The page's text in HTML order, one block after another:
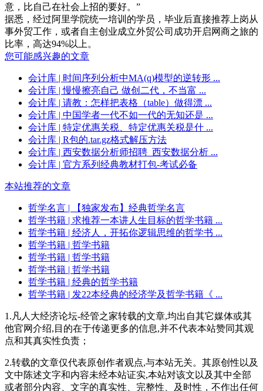
意，比自己在社会上招的要好。”
据悉，经过阿里学院统一培训的学员，毕业后直接推荐上岗从
事外贸工作，或者自主创业成立外贸公司成功开启网商之旅的
比率，高达94%以上。
您可能感兴趣的文章
会计库 | 时间序列分析中MA(q)模型的逆转形 ...
会计库 | 慢慢擦亮自己 做创二代，不当富 ...
会计库 | 请教：怎样把表格（table）做得漂 ...
会计库 | 中国学者一代不如一代的无知还是 ...
会计库 | 特定优惠关税、特定优惠关税是什 ...
会计库 | R包的.tar.gz格式解压方法
会计库 | 西安数据分析师招聘_西安数据分析 ...
会计库 | 官方系列经典教材打包-考试必备
本站推荐的文章
哲学名言 | 【独家发布】经典哲学名言
哲学书籍 | 求推荐一本讲人生目标的哲学书籍 ...
哲学书籍 | 经济人，开拓你逻辑思维的哲学书 ...
哲学书籍 | 哲学书籍
哲学书籍 | 哲学书籍
哲学书籍 | 哲学书籍
哲学书籍 | 经典的哲学书籍
哲学书籍 | 发22本经典的经济学及哲学书籍《 ...
1.凡人大经济论坛-经管之家转载的文章,均出自其它媒体或其
他官网介绍,目的在于传递更多的信息,并不代表本站赞同其观
点和其真实性负责；
2.转载的文章仅代表原创作者观点,与本站无关。其原创性以及
文中陈述文字和内容未经本站证实,本站对该文以及其中全部
或者部分内容、文字的真实性、完整性、及时性，不作出任何